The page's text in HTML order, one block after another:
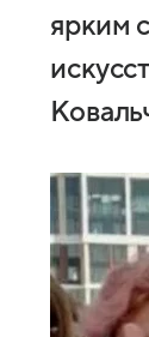
ярким